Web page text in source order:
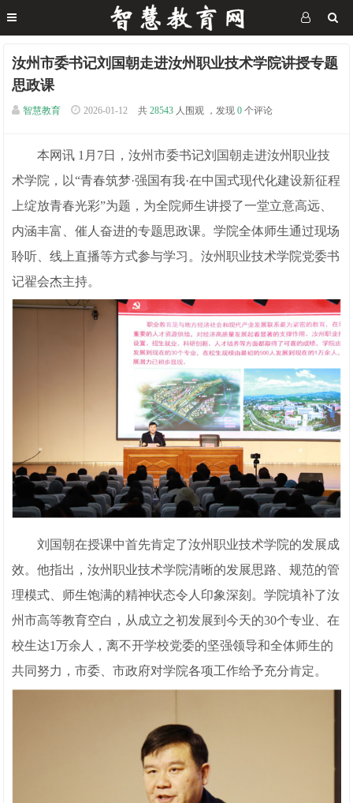
汝州市委书记刘国朝走进汝州职业技术学院讲授专题
思政课
智慧教育 2026-01-12 共 28543 人围观 ，发现 0 个评论
本网讯 1月7日，汝州市委书记刘国朝走进汝州职业技
术学院，以“青春筑梦·强国有我·在中国式现代化建设新征程
上绽放青春光彩”为题，为全院师生讲授了一堂立意高远、
内涵丰富、催人奋进的专题思政课。学院全体师生通过现场
聆听、线上直播等方式参与学习。汝州职业技术学院党委书
记翟会杰主持。
刘国朝在授课中首先肯定了汝州职业技术学院的发展成
效。他指出，汝州职业技术学院清晰的发展思路、规范的管
理模式、师生饱满的精神状态令人印象深刻。学院填补了汝
州市高等教育空白，从成立之初发展到今天的30个专业、在
校生达1万余人，离不开学校党委的坚强领导和全体师生的
共同努力，市委、市政府对学院各项工作给予充分肯定。